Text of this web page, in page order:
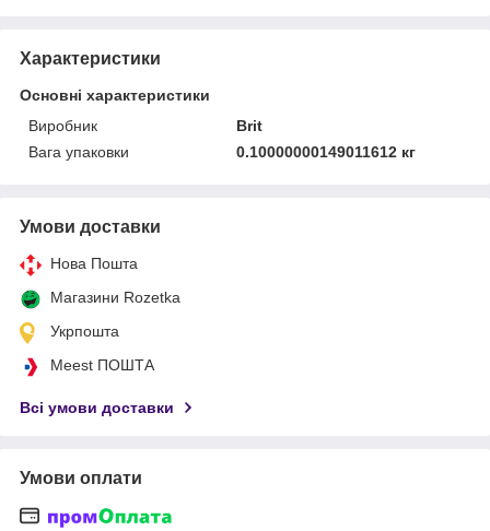
Характеристики
Основні характеристики
Виробник
Brit
Вага упаковки
0.10000000149011612 кг
Умови доставки
Нова Пошта
Магазини Rozetka
Укрпошта
Meest ПОШТА
Всі умови доставки
Умови оплати